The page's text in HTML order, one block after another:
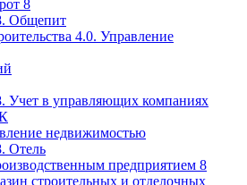
8
Общепит
4.0. Управление
Учет в управляющих компаниях
недвижимостью
Отель
предприятием 8
строительных и отделочных